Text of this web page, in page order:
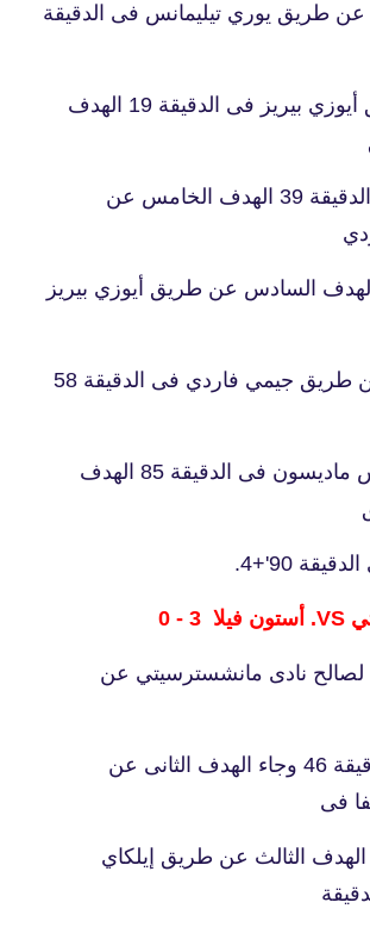
عن طريق يوري تيليمانس فى الدقيقة
الثالث عن طريق أيوزي بيريز فى الدقيقة 19 الهدف
أيوزي بيريز فى الدقيقة 39 الهدف الخامس عن
فى الدقيقة 45 الهدف السادس عن طريق أيوزي بيريز
الهدف السابع عن طريق جيمي فاردي فى الدقيقة 58
عن طريق جيمس ماديسون فى الدقيقة 85 الهدف
90'+4.
لصالح نادى مانشسترسيتي عن
ستيرلينج فى الدقيقة 46 وجاء الهدف الثانى عن
فى
65 وجاء الهدف الثالث عن طريق إيلكاي